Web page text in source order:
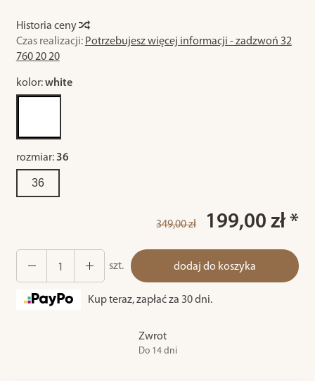
Historia ceny
Czas realizacji: Potrzebujesz więcej informacji - zadzwoń 32
760 20 20
kolor:white
rozmiar:36
36
349,00 zł 199,00 zł *
szt. dodaj do koszyka
Kup teraz, zapłać za 30 dni.
Zwrot
Do 14 dni